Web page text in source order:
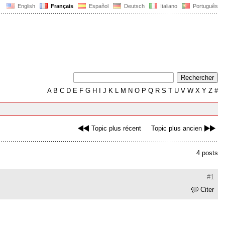
English Français Español Deutsch Italiano Português
AB C D E F G H J K L M N O P Q R S T U V W X Y Z #
Topic plus récent Topic plus ancien
4 posts
#1
Citer